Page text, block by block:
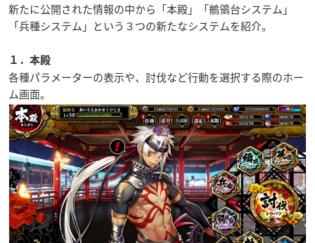
新たに公開された情報の中から「本殿」「鶺鴒台システム」
「兵種システム」という３つの新たなシステムを紹介。
１．本殿
各種パラメーターの表示や、討伐など行動を選択する際のホー
ム画面。